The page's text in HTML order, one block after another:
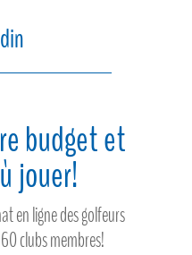
budget et
jouer!
en ligne des golfeurs
clubs membres!